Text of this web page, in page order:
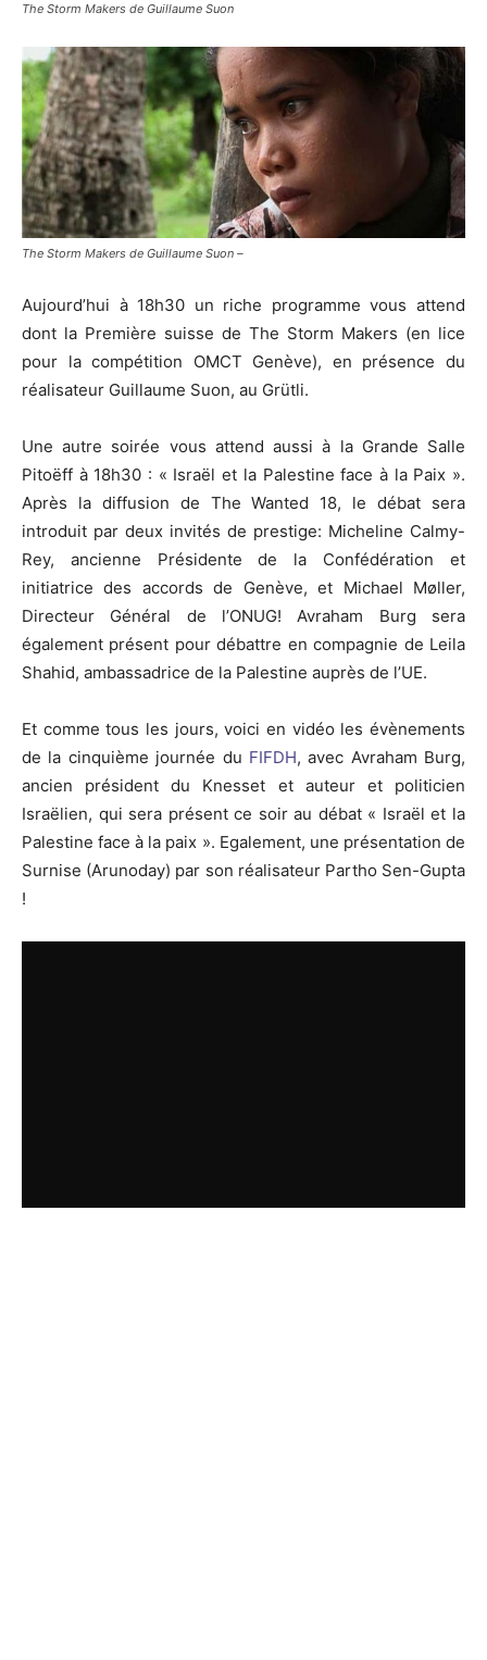
The Storm Makers de Guillaume Suon
The Storm Makers de Guillaume Suon –
Aujourd’hui à 18h30 un riche programme vous attend
dont la Première suisse de The Storm Makers (en lice
pour la compétition OMCT Genève), en présence du
réalisateur Guillaume Suon, au Grütli.
Une autre soirée vous attend aussi à la Grande Salle
Pitoëff à 18h30 : « Israël et la Palestine face à la Paix ».
Après la diffusion de The Wanted 18, le débat sera
introduit par deux invités de prestige: Micheline Calmy-
Rey, ancienne Présidente de la Confédération et
initiatrice des accords de Genève, et Michael Møller,
Directeur Général de l’ONUG! Avraham Burg sera
également présent pour débattre en compagnie de Leila
Shahid, ambassadrice de la Palestine auprès de l’UE.
Et comme tous les jours, voici en vidéo les évènements
de la cinquième journée du FIFDH, avec Avraham Burg,
ancien président du Knesset et auteur et politicien
Israëlien, qui sera présent ce soir au débat « Israël et la
Palestine face à la paix ». Egalement, une présentation de
Surnise (Arunoday) par son réalisateur Partho Sen-Gupta
!